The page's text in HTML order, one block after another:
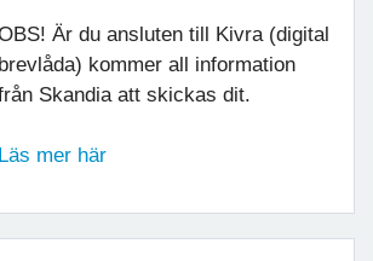
Är du ansluten till Kivra (digital
brevlåda) kommer all information
Skandia att skickas dit.
Läs mer här